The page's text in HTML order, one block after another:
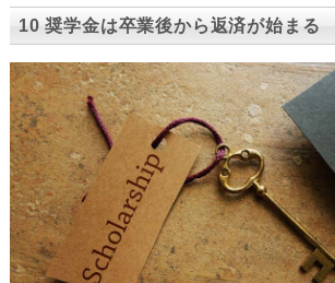
10 奨学金は卒業後から返済が始まる